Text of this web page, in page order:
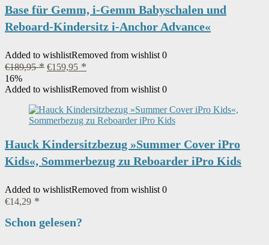
Base für Gemm, i-Gemm Babyschalen und
Reboard-Kindersitz i-Anchor Advance«
Added to wishlistRemoved from wishlist 0
€189,95
Ursprünglicher
war:
€159,95
ist:
16%
Added to wishlistRemoved from wishlist 0
Hauck Kindersitzbezug »Summer Cover iPro
Kids«, Sommerbezug zu Reboarder iPro Kids
Added to wishlistRemoved from wishlist 0
€14,29
Schon gelesen?